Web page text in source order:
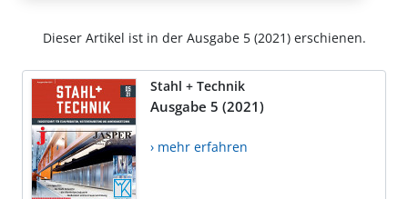
Dieser Artikel ist in der Ausgabe 5 (2021) erschienen.
Stahl + Technik
Ausgabe 5 (2021)
› mehr erfahren